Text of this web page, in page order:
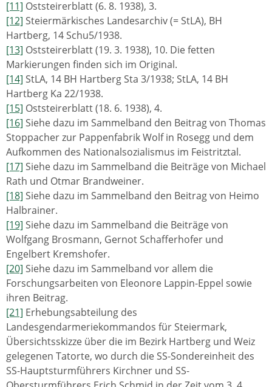
[11] Oststeirerblatt (6. 8. 1938), 3.
[12] Steiermärkisches Landesarchiv (= StLA), BH
Hartberg, 14 Schu5/1938.
[13] Oststeirerblatt (19. 3. 1938), 10. Die fetten
Markierungen finden sich im Original.
[14] StLA, 14 BH Hartberg Sta 3/1938; StLA, 14 BH
Hartberg Ka 22/1938.
[15] Oststeirerblatt (18. 6. 1938), 4.
[16] Siehe dazu im Sammelband den Beitrag von Thomas
Stoppacher zur Pappenfabrik Wolf in Rosegg und dem
Aufkommen des Nationalsozialismus im Feistritztal.
[17] Siehe dazu im Sammelband die Beiträge von Michael
Rath und Otmar Brandweiner.
[18] Siehe dazu im Sammelband den Beitrag von Heimo
Halbrainer.
[19] Siehe dazu im Sammelband die Beiträge von
Wolfgang Brosmann, Gernot Schafferhofer und
Engelbert Kremshofer.
[20] Siehe dazu im Sammelband vor allem die
Forschungsarbeiten von Eleonore Lappin-Eppel sowie
ihren Beitrag.
[21] Erhebungsabteilung des
Landesgendarmeriekommandos für Steiermark,
Übersichtsskizze über die im Bezirk Hartberg und Weiz
gelegenen Tatorte, wo durch die SS-Sondereinheit des
SS-Hauptsturmführers Kirchner und SS-